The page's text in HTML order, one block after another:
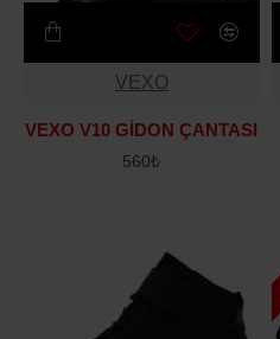
VEXO
VEXO V10 GİDON ÇANTASI
560₺